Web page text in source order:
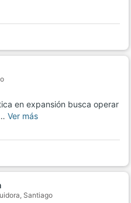
en expansión busca operar
Ver más
Santiago